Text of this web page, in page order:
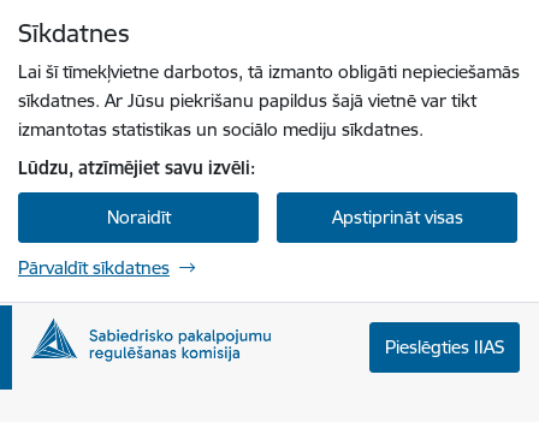
Sīkdatnes
Lai šī tīmekļvietne darbotos, tā izmanto obligāti nepieciešamās
sīkdatnes. Ar Jūsu piekrišanu papildus šajā vietnē var tikt
izmantotas statistikas un sociālo mediju sīkdatnes.
Lūdzu, atzīmējiet savu izvēli:
Noraidīt Apstiprināt visas
Pārvaldīt sīkdatnes
Pieslēgties IIAS